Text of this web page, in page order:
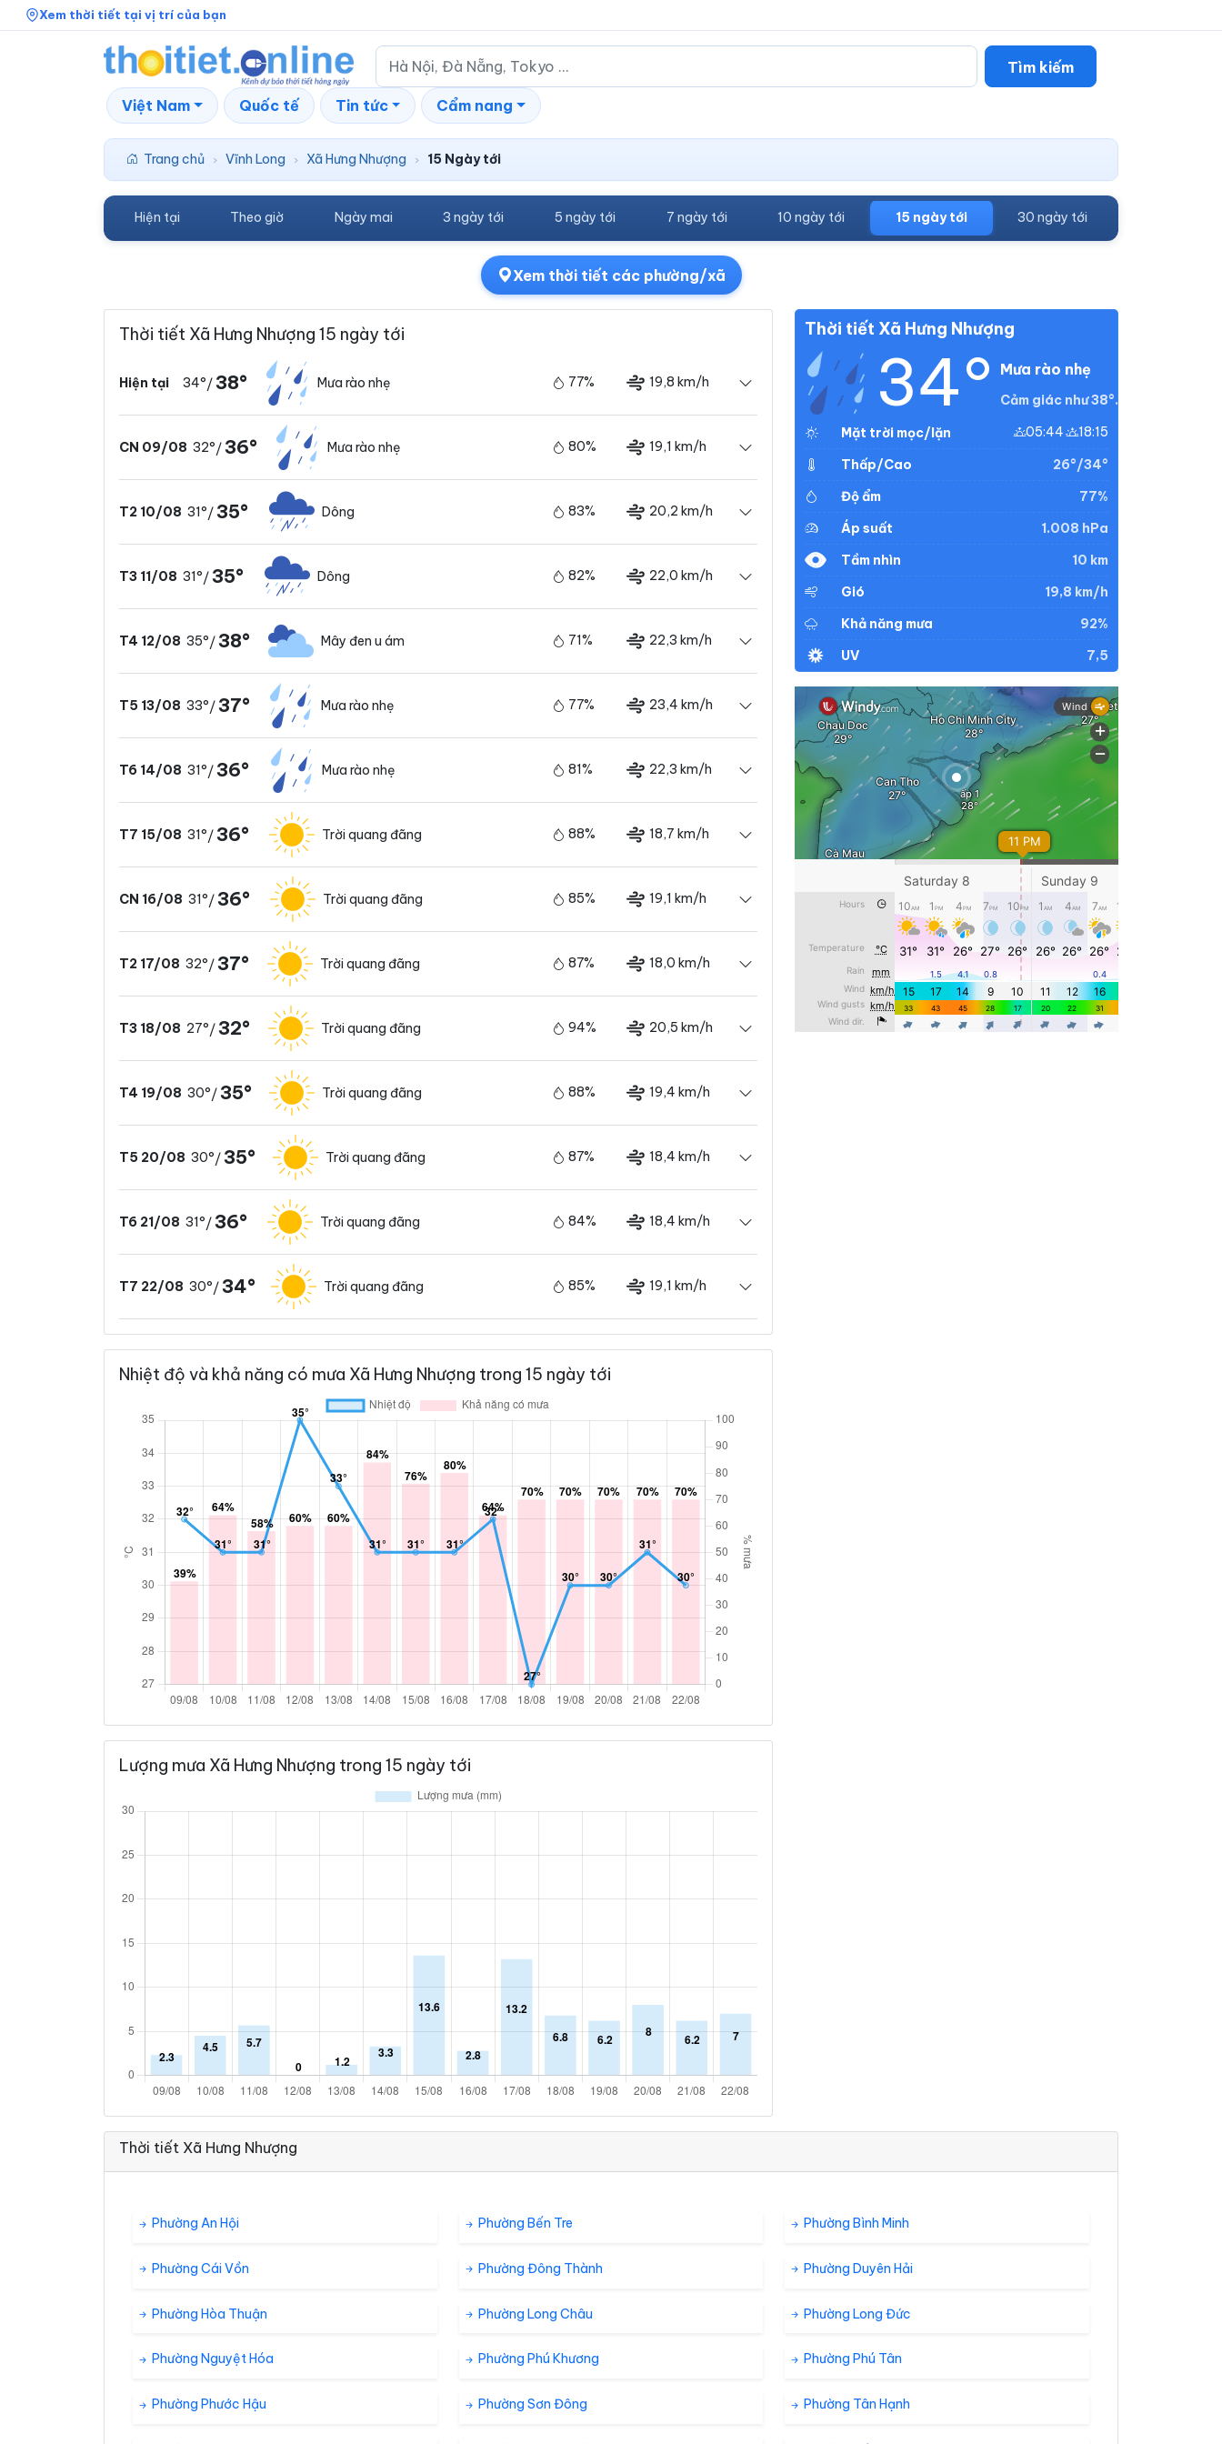
Xem thời tiết tại vị trí của bạn
Tìm kiếm
Việt Nam Quốc tế Tin tức Cẩm nang
Trang chủ › Vĩnh Long › Xã Hưng Nhượng › 15 Ngày tới
Hiện tại Theo giờ Ngày mai 3 ngày tới 5 ngày tới 7 ngày tới 10 ngày tới 15 ngày tới 30 ngày tới
Xem thời tiết các phường/xã
Thời tiết Xã Hưng Nhượng 15 ngày tới
Hiện tại 34°/38° Mưa rào nhẹ 77% 19,8 km/h
CN 09/08 32°/36° Mưa rào nhẹ 80% 19,1 km/h
T2 10/08 31°/35° Dông 83% 20,2 km/h
T3 11/08 31°/35° Dông 82% 22,0 km/h
T4 12/08 35°/38° Mây đen u ám 71% 22,3 km/h
T5 13/08 33°/37° Mưa rào nhẹ 77% 23,4 km/h
T6 14/08 31°/36° Mưa rào nhẹ 81% 22,3 km/h
T7 15/08 31°/36° Trời quang đãng 88% 18,7 km/h
CN 16/08 31°/36° Trời quang đãng 85% 19,1 km/h
T2 17/08 32°/37° Trời quang đãng 87% 18,0 km/h
T3 18/08 27°/32° Trời quang đãng 94% 20,5 km/h
T4 19/08 30°/35° Trời quang đãng 88% 19,4 km/h
T5 20/08 30°/35° Trời quang đãng 87% 18,4 km/h
T6 21/08 31°/36° Trời quang đãng 84% 18,4 km/h
T7 22/08 30°/34° Trời quang đãng 85% 19,1 km/h
Nhiệt độ và khả năng có mưa Xã Hưng Nhượng trong 15 ngày tới
Lượng mưa Xã Hưng Nhượng trong 15 ngày tới
Thời tiết Xã Hưng Nhượng
34° Mưa rào nhẹ
Cảm giác như 38°.
Mặt trời mọc/lặn
05:44 18:15
Thấp/Cao
26°/34°
Độ ẩm
77%
Áp suất
1.008 hPa
Tầm nhìn
10 km
Gió
19,8 km/h
Khả năng mưa
92%
UV
7,5
Thời tiết Xã Hưng Nhượng
Phường An Hội Phường Bến Tre Phường Bình Minh
Phường Cái Vồn Phường Đông Thành Phường Duyên Hải
Phường Hòa Thuận Phường Long Châu Phường Long Đức
Phường Nguyệt Hóa Phường Phú Khương Phường Phú Tân
Phường Phước Hậu Phường Sơn Đông Phường Tân Hạnh